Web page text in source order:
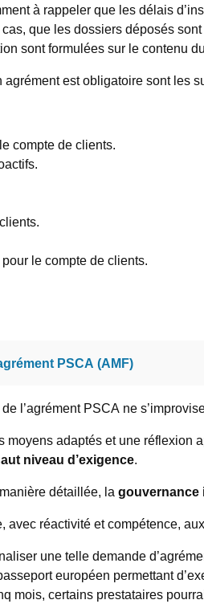
à rappeler que les délais
que les dossiers déposés
sont formulées sur le contenu
est obligatoire sont les
compte de clients.
le compte de clients.
PSCA (AMF)
l’agrément PSCA ne
moyens adaptés et une réflexion
niveau d’exigence.
détaillée, lagouvernance
avec réactivité et compétence,
une telle demande
européen permettant
mois, certains prestataires